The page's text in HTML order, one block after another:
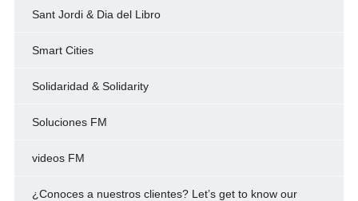
Sant Jordi & Dia del Libro
Smart Cities
Solidaridad & Solidarity
Soluciones FM
videos FM
¿Conoces a nuestros clientes? Let’s get to know our